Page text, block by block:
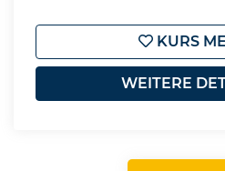
KURS
WEITERE